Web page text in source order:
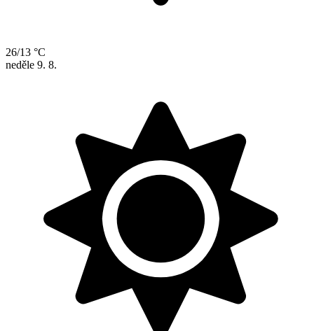
26/13 °C
neděle 9. 8.